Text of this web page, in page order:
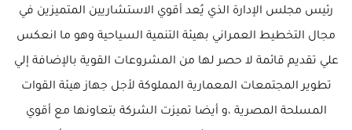
رئيس مجلس الإدارة الذي يُعد أقوي الاستشاريين المتميزين في
مجال التخطيط العمراني بهيئة التنمية السياحية وهو ما انعكس
علي تقديم قائمة لا حصر لها من المشروعات القوية بالإضافة إلي
تطوير المجتمعات المعمارية المملوكة لأجل جهاز هيئة القوات
المسلحة المصرية ،و أيضا تميزت الشركة بتعاونها مع أقوي